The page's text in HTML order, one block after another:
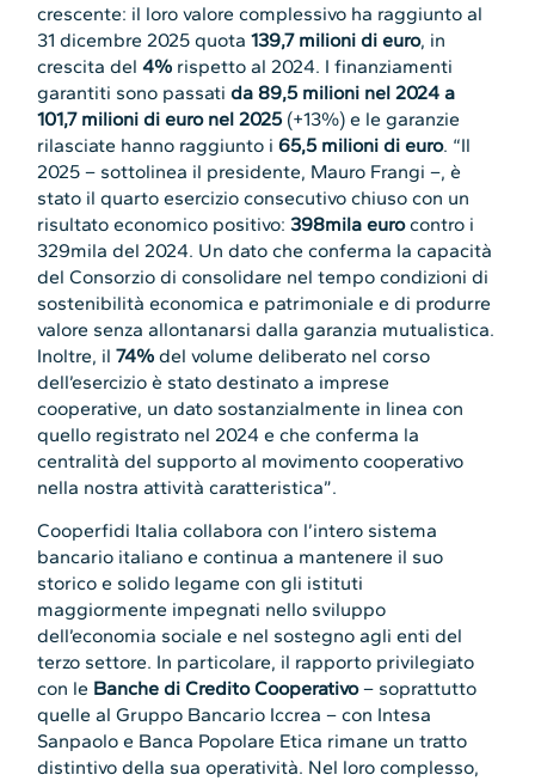
crescente: il loro valore complessivo ha raggiunto al
31 dicembre 2025 quota139,7 milioni di euro, in
crescita del4% rispetto al 2024. I finanziamenti
garantiti sono passatida 89,5 milioni nel 2024 a
101,7 milioni di euro nel 2025 (+13%) e le garanzie
rilasciate hanno raggiunto i 65,5 milioni di euro. “Il
2025 – sottolinea il presidente, Mauro Frangi –, è
stato il quarto esercizio consecutivo chiuso con un
risultato economico positivo: 398mila eurocontro i
329mila del 2024. Un dato che conferma la capacità
del Consorzio di consolidare nel tempo condizioni di
sostenibilità economica e patrimoniale e di produrre
valore senza allontanarsi dalla garanzia mutualistica.
Inoltre, il74% del volume deliberato nel corso
dell’esercizio è stato destinato a imprese
cooperative, un dato sostanzialmente in linea con
quello registrato nel 2024 e che conferma la
centralità del supporto al movimento cooperativo
nella nostra attività caratteristica”.
Cooperfidi Italia collabora con l’intero sistema
bancario italiano e continua a mantenere il suo
storico e solido legame con gli istituti
maggiormente impegnati nello sviluppo
dell’economia sociale e nel sostegno agli enti del
terzo settore. In particolare, il rapporto privilegiato
con le Banche di Credito Cooperativo– soprattutto
quelle al Gruppo Bancario Iccrea – con Intesa
Sanpaolo e Banca Popolare Etica rimane un tratto
distintivo della sua operatività. Nel loro complesso,